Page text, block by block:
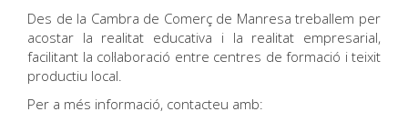
Des de la Cambra de Comerç de Manresa treballem per
acostar la realitat educativa i la realitat empresarial,
facilitant la col·laboració entre centres de formació i teixit
productiu local.
Per a més informació, contacteu amb: